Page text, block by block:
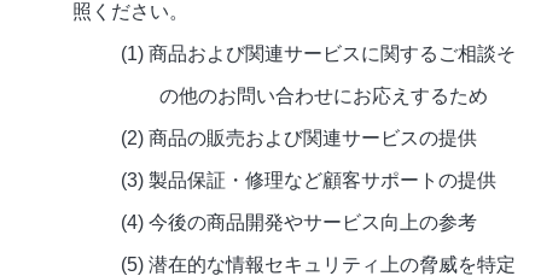
照ください。
(1) 商品および関連サービスに関するご相談そ
の他のお問い合わせにお応えするため
(2) 商品の販売および関連サービスの提供
(3) 製品保証・修理など顧客サポートの提供
(4) 今後の商品開発やサービス向上の参考
(5) 潜在的な情報セキュリティ上の脅威を特定